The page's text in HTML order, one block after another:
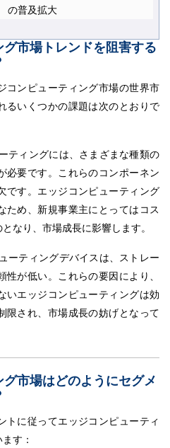
の普及拡大
市場トレンドを阻害する
コンピューティング市場の世界市
るいくつかの課題は次のとおりで
ティングには、さまざまな種類の
必要です。これらのコンポーネン
です。エッジコンピューティング
ため、新規事業主にとってはコス
なり、市場成長に影響します。
ーティングデバイスは、ストレー
が低い。これらの要因により、
いエッジコンピューティングは効
限され、市場成長の妨げとなって
市場はどのようにセグメ
トに従ってエッジコンピューティ
す：